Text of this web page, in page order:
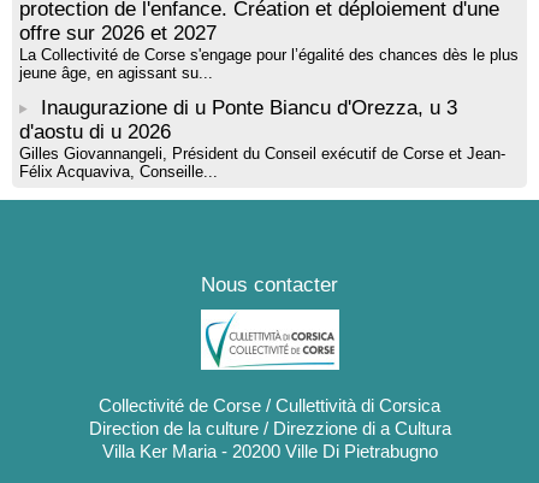
protection de l'enfance. Création et déploiement d'une
offre sur 2026 et 2027
La Collectivité de Corse s'engage pour l’égalité des chances dès le plus
jeune âge, en agissant su...
Inaugurazione di u Ponte Biancu d'Orezza, u 3
d'aostu di u 2026
Gilles Giovannangeli, Président du Conseil exécutif de Corse et Jean-
Félix Acquaviva, Conseille...
Nous contacter
Collectivité de Corse / Cullettività di Corsica
Direction de la culture / Direzzione di a Cultura
Villa Ker Maria - 20200 Ville Di Pietrabugno